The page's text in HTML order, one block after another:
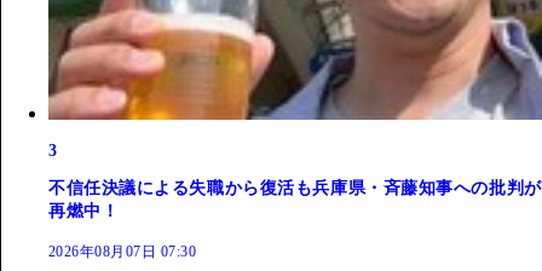
3
不信任決議による失職から復活も兵庫県・斉藤知事への批判が
再燃中！
2026年08月07日 07:30